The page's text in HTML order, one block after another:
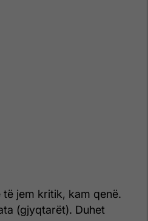
të jem kritik, kam qenë.
(gjyqtarët). Duhet